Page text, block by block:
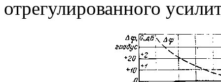
отрегулированного